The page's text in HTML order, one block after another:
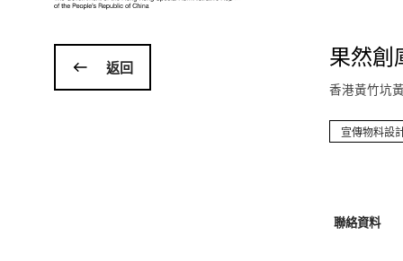
返回 果然創
香港黃竹坑
宣傳物料設
聯絡資料